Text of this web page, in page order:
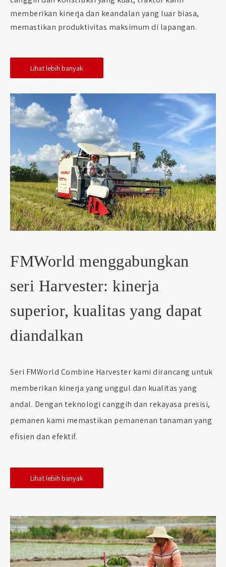
memberikan kinerja dan keandalan yang luar biasa,
memastikan produktivitas maksimum di lapangan.
Lihat lebih banyak
FMWorld menggabungkan
seri Harvester: kinerja
superior, kualitas yang dapat
diandalkan
Seri FMWorld Combine Harvester kami dirancang untuk
memberikan kinerja yang unggul dan kualitas yang
andal. Dengan teknologi canggih dan rekayasa presisi,
pemanen kami memastikan pemanenan tanaman yang
efisien dan efektif.
Lihat lebih banyak